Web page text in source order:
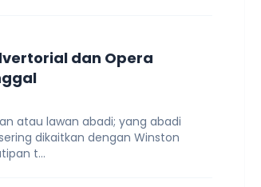
dan Opera
atau lawan abadi; yang abadi
dikaitkan dengan Winston
t...